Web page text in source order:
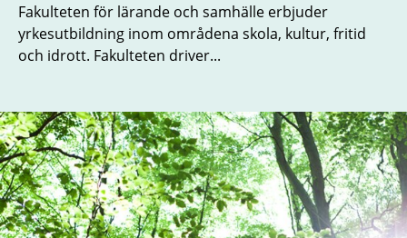
Fakulteten för lärande och samhälle erbjuder
yrkesutbildning inom områdena skola, kultur, fritid
och idrott. Fakulteten driver...